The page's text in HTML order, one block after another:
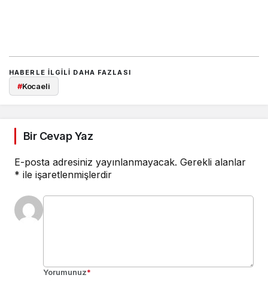
HABERLE ILGILI DAHA FAZLASI
#Kocaeli
Bir Cevap Yaz
E-posta adresiniz yayınlanmayacak. Gerekli alanlar
* ile işaretlenmişlerdir
Yorumunuz*